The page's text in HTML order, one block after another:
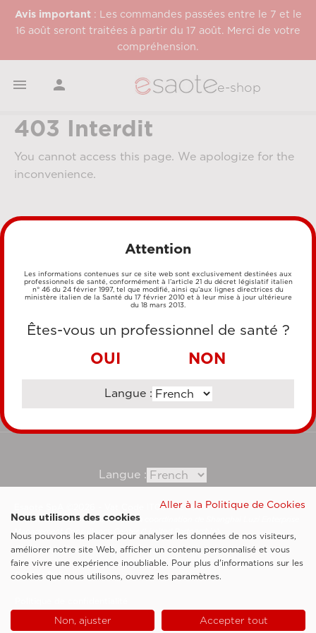
Avis important: Les commandes passées entre le 7 et le
16 août seront traitées à partir du 17 août. Merci de votre
compréhension.
  e-shop
403 Interdit
You cannot access this page. We apologize for the
inconvenience.
MÉTHODES DE PAIEMENT
VIREMENT BANCAIRE
Langue :
Esaote SpA ©2026 - Vat Code IT05131180969
Société soumise à la gestion et à la coordination de Shanghai Luzi Enterprise
Management Consultancy Center (Limited Partnership)
Clauses légales
Cookie Policy
Attention
Les informations contenues sur ce site web sont exclusivement destinées aux
professionnels de santé, conformément à l’article 21 du décret législatif italien
n° 46 du 24 février 1997, tel que modifié, ainsi qu’aux lignes directrices du
ministère italien de la Santé du 17 février 2010 et à leur mise à jour ultérieure
du 18 mars 2013.
Êtes-vous un professionnel de santé ?
OUI NON
Langue :
Aller à la Politique de Cookies
Nous utilisons des cookies
Nous pouvons les placer pour analyser les données de nos visiteurs,
améliorer notre site Web, afficher un contenu personnalisé et vous
faire vivre une expérience inoubliable. Pour plus d'informations sur les
cookies que nous utilisons, ouvrez les paramètres.
Non, ajuster Accepter tout